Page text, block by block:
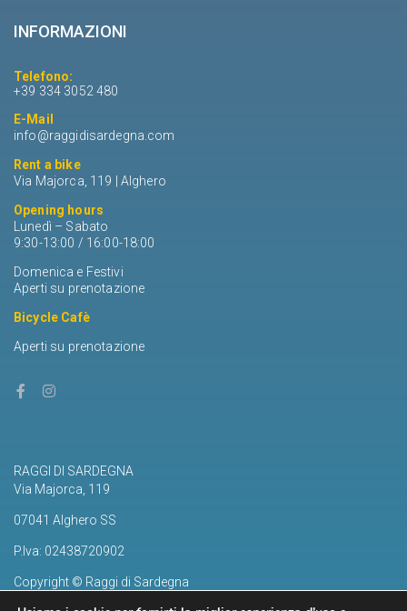
INFORMAZIONI
Telefono:
+39 334 3052 480
E-Mail
info@raggidisardegna.com
Rent a bike
Via Majorca, 119 | Alghero
Opening hours
Lunedì – Sabato
9:30-13:00 / 16:00-18:00
Domenica e Festivi
Aperti su prenotazione
Bicycle Cafè
Aperti su prenotazione
RAGGI DI SARDEGNA
Via Majorca, 119
07041 Alghero SS
P.Iva: 02438720902
Copyright © Raggi di Sardegna